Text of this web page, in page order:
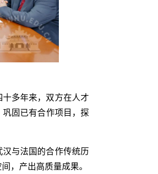
多年来，双方在人才
固已有合作项目，探
汉与法国的合作传统历
，产出高质量成果。